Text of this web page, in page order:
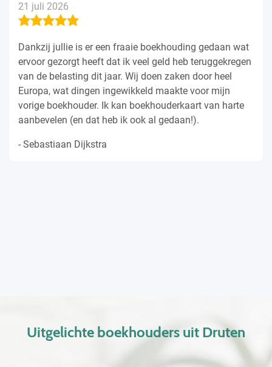
21 juli 2026
Dankzij jullie is er een fraaie boekhouding gedaan wat
ervoor gezorgt heeft dat ik veel geld heb teruggekregen
van de belasting dit jaar. Wij doen zaken door heel
Europa, wat dingen ingewikkeld maakte voor mijn
vorige boekhouder. Ik kan boekhouderkaart van harte
aanbevelen (en dat heb ik ook al gedaan!).
- Sebastiaan Dijkstra
Uitgelichte boekhouders uit Druten